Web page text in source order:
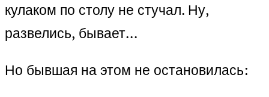
кулаком по столу не стучал. Ну,
развелись, бывает…
Но бывшая на этом не остановилась: